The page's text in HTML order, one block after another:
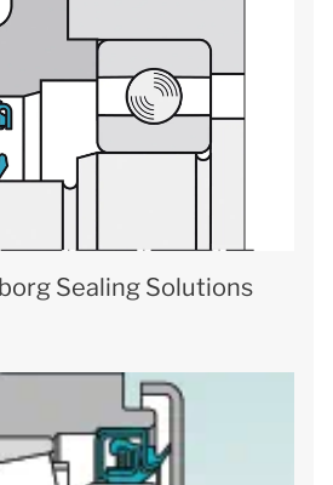
Sealing Solutions